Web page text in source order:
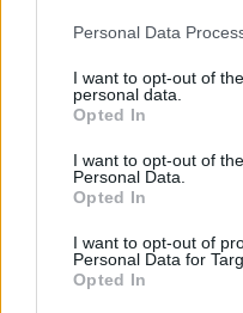
Please note that this
not limited to your visit or
grant or deny consent to
use your data for below
consent section.
Personal Data
I want to opt-out of
personal data.
Opted In
I want to opt-out of
Personal Data.
Opted In
I want to opt-out of
Personal Data for
Opted In
Reggeli
2019. január 4. 7:56
Ki vagyok én?-t
sztárvendégei
felkerültek a hírességek
Vajon ki találta ki a